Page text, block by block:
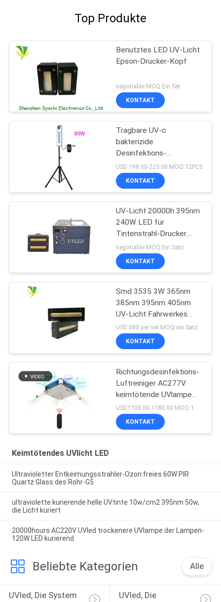
Top Produkte
Benutztes LED UV-Licht
Epson-Drucker-Kopf
negotiable MOQ:Ein Set
KONTAKT
Tragbare UV-c
bakterizide
Desinfektions-
keimtötende UVbirne des
Sterilisator-UV-Licht-
254nm
USD 198.00-225.00 MOQ:12PCS
KONTAKT
UV-Licht 20000h 395nm
240W LED für
Tintenstrahl-Drucker
Machine
negotiable MOQ:Ein Satz
KONTAKT
Smd 3535 3W 365nm
385nm 395nm 405nm
UV-Licht Fahrwerkes
LED
USD 880 per set MOQ:ein Satz
KONTAKT
Richtungsdesinfektions-
Luftreiniger AC277V
keimtötende UVlampe
150W Omni
USD1100.00-1180.00 MOQ:1
KONTAKT
Keimtötendes UVlicht LED
Ultravioletter Entkeimungsstrahler-Ozon freies 60W PIR
Quartz Glass des Rohr-G5
ultraviolette kurierende helle UVtinte 10w/cm2 395nm 50w,
die Licht kuriert
20000hours AC220V UVled trockenere UVlampe der Lampen-
120W LED kurierend
Beliebte Kategorien Alle
UVled, Die System
UVled, Die